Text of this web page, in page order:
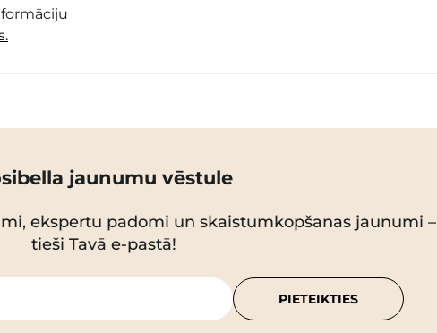
jaunumu vēstule
ekspertu padomi un skaistumkopšanas jaunumi –
tieši Tavā e-pastā!
PIETEIKTIES